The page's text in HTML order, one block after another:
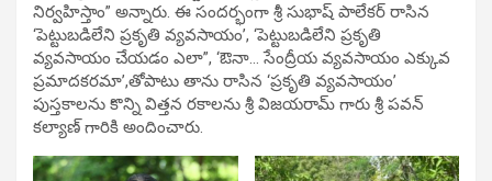
నిర్వహిస్తాం” అన్నారు. ఈ సందర్భంగా శ్రీ సుభాష్ పాలేకర్ రాసిన
‘పెట్టుబడిలేని ప్రకృతి వ్యవసాయం’, ‘పెట్టుబడిలేని ప్రకృతి
వ్యవసాయం చేయడం ఎలా”, ‘ఔనా… సేంద్రీయ వ్యవసాయం ఎక్కువ
ప్రమాదకరమా’,తోపాటు తాను రాసిన ‘ప్రకృతి వ్యవసాయం’
పుస్తకాలను కొన్ని విత్తన రకాలను శ్రీ విజయరామ్ గారు శ్రీ పవన్
కల్యాణ్ గారికి అందించారు.